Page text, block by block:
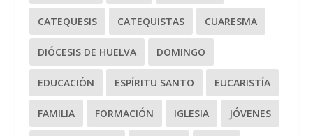
CATEQUESIS CATEQUISTAS CUARESMA
DIÓCESIS DE HUELVA DOMINGO
EDUCACIÓN ESPÍRITU SANTO EUCARISTÍA
FAMILIA FORMACIÓN IGLESIA JÓVENES